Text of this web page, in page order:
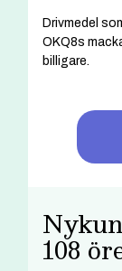
Drivmedel
OKQ8s
billigare.
108